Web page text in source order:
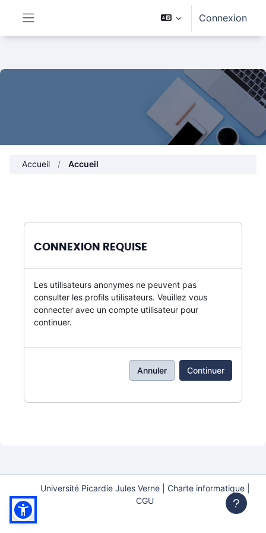
Connexion
Accueil Accueil
CONNEXION REQUISE
Les utilisateurs anonymes ne peuvent pas
consulter les profils utilisateurs. Veuillez vous
connecter avec un compte utilisateur pour
continuer.
Annuler Continuer
Université Picardie Jules Verne|
Charte informatique |
CGU